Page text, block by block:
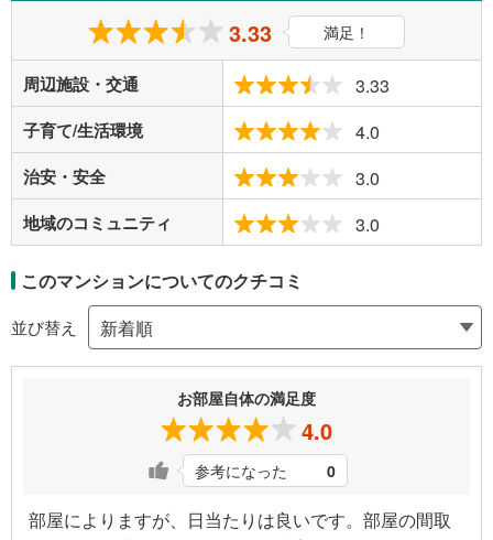
3.33 満足！
周辺施設・交通 3.33
子育て/生活環境 4.0
治安・安全 3.0
地域のコミュニティ 3.0
このマンションについてのクチコミ
並び替え
お部屋自体の満足度
4.0
参考になった 0
部屋によりますが、日当たりは良いです。部屋の間取